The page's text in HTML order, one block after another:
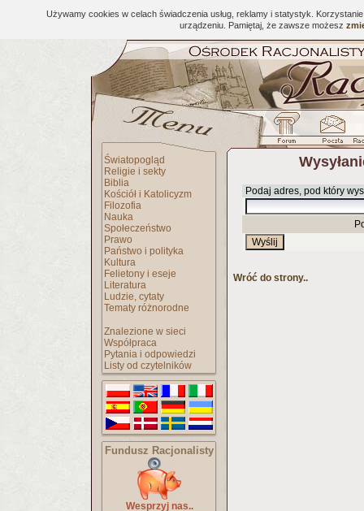
Używamy cookies w celach świadczenia usług, reklamy i statystyk.
urządzeniu. Pamiętaj, że zawsze możesz
Światopogląd
Religie i sekty
Biblia
Kościół i Katolicyzm
Filozofia
Nauka
Społeczeństwo
Prawo
Państwo i polityka
Kultura
Felietony i eseje
Literatura
Ludzie, cytaty
Tematy różnorodne
Znalezione w sieci
Współpraca
Pytania i odpowiedzi
Listy od czytelników
Fundusz Racjonalisty
Wesprzyj nas..
Podaj adres, pod który
Wróć do strony..